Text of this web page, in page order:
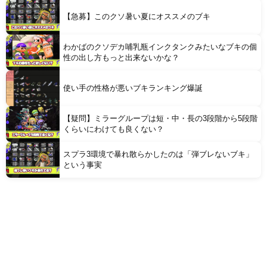
【急募】このクソ暑い夏にオススメのブキ
わかばのクソデカ哺乳瓶インクタンクみたいなブキの個
性の出し方もっと出来ないかな？
使い手の性格が悪いブキランキング爆誕
【疑問】ミラーグループは短・中・長の3段階から5段階
くらいにわけても良くない？
スプラ3環境で暴れ散らかしたのは「弾ブレないブキ」
という事実